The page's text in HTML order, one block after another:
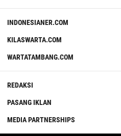
INDONESIANER.COM
KILASWARTA.COM
WARTATAMBANG.COM
REDAKSI
PASANG IKLAN
MEDIA PARTNERSHIPS